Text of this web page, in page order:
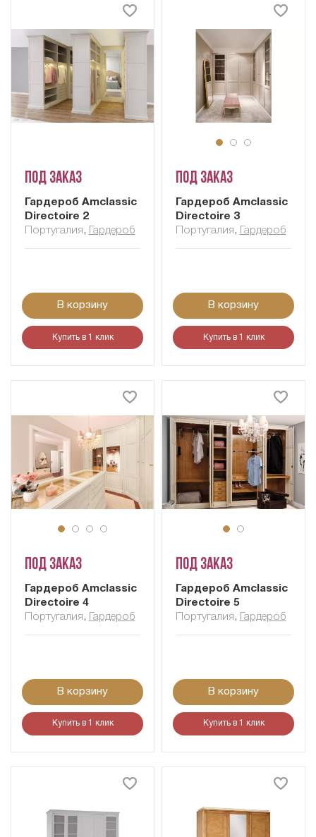
Под заказ
Гардероб Amclassic
Directoire 2
Португалия , Гардероб
В корзину
Купить в 1 клик
Под заказ
Гардероб Amclassic
Directoire 3
Португалия , Гардероб
В корзину
Купить в 1 клик
Под заказ
Гардероб Amclassic
Directoire 4
Португалия , Гардероб
В корзину
Купить в 1 клик
Под заказ
Гардероб Amclassic
Directoire 5
Португалия , Гардероб
В корзину
Купить в 1 клик